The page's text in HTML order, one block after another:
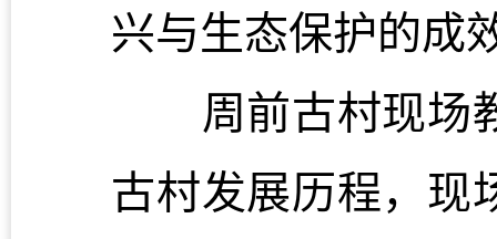
兴与生态保护的成
周前古村现场教
古村发展历程，现